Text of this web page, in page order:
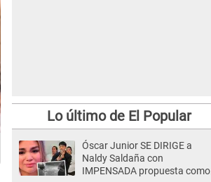
Lo último de El Popular
Óscar Junior SE DIRIGE a
Naldy Saldaña con
IMPENSADA propuesta como